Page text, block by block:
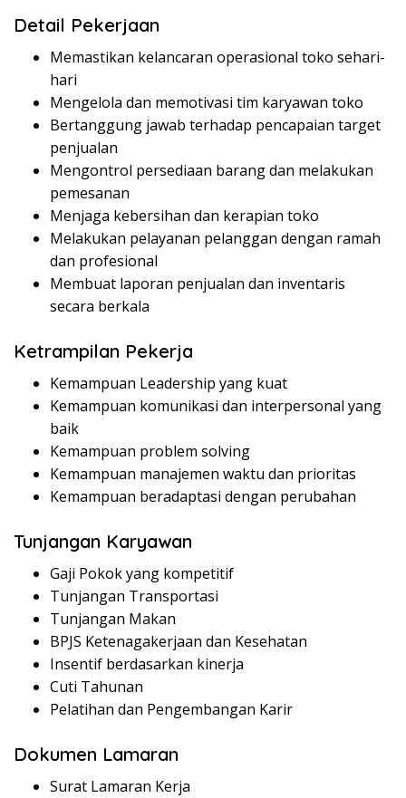
Detail Pekerjaan
Memastikan kelancaran operasional toko sehari-
hari
Mengelola dan memotivasi tim karyawan toko
Bertanggung jawab terhadap pencapaian target
penjualan
Mengontrol persediaan barang dan melakukan
pemesanan
Menjaga kebersihan dan kerapian toko
Melakukan pelayanan pelanggan dengan ramah
dan profesional
Membuat laporan penjualan dan inventaris
secara berkala
Ketrampilan Pekerja
Kemampuan Leadership yang kuat
Kemampuan komunikasi dan interpersonal yang
baik
Kemampuan problem solving
Kemampuan manajemen waktu dan prioritas
Kemampuan beradaptasi dengan perubahan
Tunjangan Karyawan
Gaji Pokok yang kompetitif
Tunjangan Transportasi
Tunjangan Makan
BPJS Ketenagakerjaan dan Kesehatan
Insentif berdasarkan kinerja
Cuti Tahunan
Pelatihan dan Pengembangan Karir
Dokumen Lamaran
Surat Lamaran Kerja